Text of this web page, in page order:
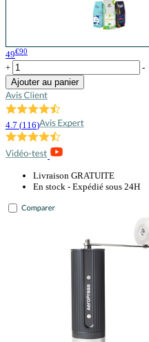
49€90
+
-
Ajouter au panier
4.7 (116)
Livraison GRATUITE
En stock - Expédié sous 24H